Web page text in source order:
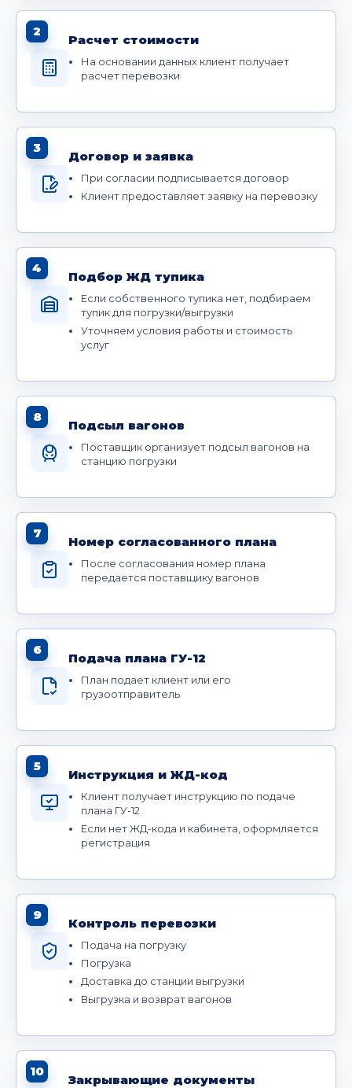
2
Расчет стоимости
На основании данных клиент получает
расчет перевозки
3
Договор и заявка
При согласии подписывается договор
Клиент предоставляет заявку на перевозку
4
Подбор ЖД тупика
Если собственного тупика нет, подбираем
тупик для погрузки/выгрузки
Уточняем условия работы и стоимость
услуг
8
Подсыл вагонов
Поставщик организует подсыл вагонов на
станцию погрузки
7
Номер согласованного плана
После согласования номер плана
передается поставщику вагонов
6
Подача плана ГУ-12
План подает клиент или его
грузоотправитель
5
Инструкция и ЖД-код
Клиент получает инструкцию по подаче
плана ГУ-12
Если нет ЖД-кода и кабинета, оформляется
регистрация
9
Контроль перевозки
Подача на погрузку
Погрузка
Доставка до станции выгрузки
Выгрузка и возврат вагонов
10
Закрывающие документы